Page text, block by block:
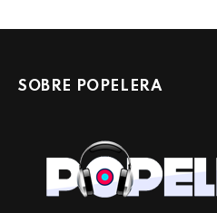
SOBRE POPELERA